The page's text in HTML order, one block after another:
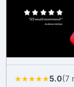
★★★★★5.0(7